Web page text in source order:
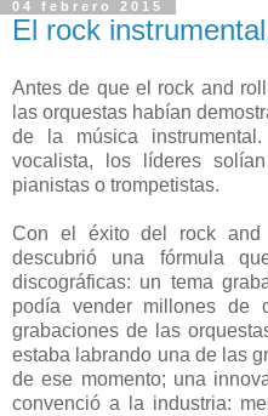
04 febrero 2015
El rock
Antes de que el rock and
las orquestas habían
de la música
vocalista, los líderes
pianistas o trompetistas.
Con el éxito del rock
descubrió una fórmula
discográficas: un tema
podía vender millones de
grabaciones de las
estaba labrando una de las
de ese momento; una
convenció a la industria: